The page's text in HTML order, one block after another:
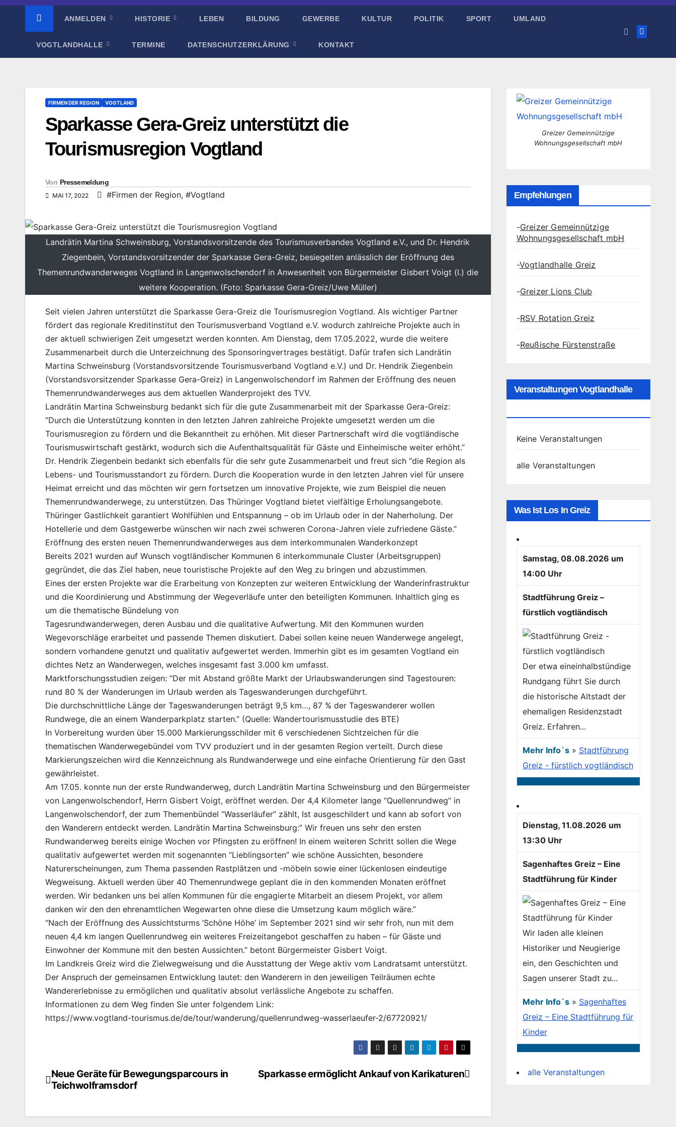
ANMELDEN HISTORIE LEBEN BILDUNG GEWERBE KULTUR POLITIK SPORT UMLAND
VOGTLANDHALLE TERMINE DATENSCHUTZERKLÄRUNG KONTAKT
FIRMEN DER REGION VOGTLAND
Sparkasse Gera-Greiz unterstützt die
Tourismusregion Vogtland
Von Pressemeldung
MAI 17, 2022 #Firmen der Region, #Vogtland
Landrätin Martina Schweinsburg, Vorstandsvorsitzende des Tourismusverbandes Vogtland e.V., und Dr. Hendrik
Ziegenbein, Vorstandsvorsitzender der Sparkasse Gera-Greiz, besiegelten anlässlich der Eröffnung des
Themenrundwanderweges Vogtland in Langenwolschendorf in Anwesenheit von Bürgermeister Gisbert Voigt (l.) die
weitere Kooperation. (Foto: Sparkasse Gera-Greiz/Uwe Müller)
Seit vielen Jahren unterstützt die Sparkasse Gera-Greiz die Tourismusregion Vogtland. Als wichtiger Partner
fördert das regionale Kreditinstitut den Tourismusverband Vogtland e.V. wodurch zahlreiche Projekte auch in
der aktuell schwierigen Zeit umgesetzt werden konnten. Am Dienstag, dem 17.05.2022, wurde die weitere
Zusammenarbeit durch die Unterzeichnung des Sponsoringvertrages bestätigt. Dafür trafen sich Landrätin
Martina Schweinsburg (Vorstandsvorsitzende Tourismusverband Vogtland e.V.) und Dr. Hendrik Ziegenbein
(Vorstandsvorsitzender Sparkasse Gera-Greiz) in Langenwolschendorf im Rahmen der Eröffnung des neuen
Themenrundwanderweges aus dem aktuellen Wanderprojekt des TVV.
Landrätin Martina Schweinsburg bedankt sich für die gute Zusammenarbeit mit der Sparkasse Gera-Greiz:
“Durch die Unterstützung konnten in den letzten Jahren zahlreiche Projekte umgesetzt werden um die
Tourismusregion zu fördern und die Bekanntheit zu erhöhen. Mit dieser Partnerschaft wird die vogtländische
Tourismuswirtschaft gestärkt, wodurch sich die Aufenthaltsqualität für Gäste und Einheimische weiter erhöht.”
Dr. Hendrik Ziegenbein bedankt sich ebenfalls für die sehr gute Zusammenarbeit und freut sich “die Region als
Lebens- und Tourismusstandort zu fördern. Durch die Kooperation wurde in den letzten Jahren viel für unsere
Heimat erreicht und das möchten wir gern fortsetzen um innovative Projekte, wie zum Beispiel die neuen
Themenrundwanderwege, zu unterstützen. Das Thüringer Vogtland bietet vielfältige Erholungsangebote.
Thüringer Gastlichkeit garantiert Wohlfühlen und Entspannung – ob im Urlaub oder in der Naherholung. Der
Hotellerie und dem Gastgewerbe wünschen wir nach zwei schweren Corona-Jahren viele zufriedene Gäste.”
Eröffnung des ersten neuen Themenrundwanderweges aus dem interkommunalen Wanderkonzept
Bereits 2021 wurden auf Wunsch vogtländischer Kommunen 6 interkommunale Cluster (Arbeitsgruppen)
gegründet, die das Ziel haben, neue touristische Projekte auf den Weg zu bringen und abzustimmen.
Eines der ersten Projekte war die Erarbeitung von Konzepten zur weiteren Entwicklung der Wanderinfrastruktur
und die Koordinierung und Abstimmung der Wegeverläufe unter den beteiligten Kommunen. Inhaltlich ging es
um die thematische Bündelung von
Tagesrundwanderwegen, deren Ausbau und die qualitative Aufwertung. Mit den Kommunen wurden
Wegevorschläge erarbeitet und passende Themen diskutiert. Dabei sollen keine neuen Wanderwege angelegt,
sondern vorhandene genutzt und qualitativ aufgewertet werden. Immerhin gibt es im gesamten Vogtland ein
dichtes Netz an Wanderwegen, welches insgesamt fast 3.000 km umfasst.
Marktforschungsstudien zeigen: “Der mit Abstand größte Markt der Urlaubswanderungen sind Tagestouren:
rund 80 % der Wanderungen im Urlaub werden als Tageswanderungen durchgeführt.
Die durchschnittliche Länge der Tageswanderungen beträgt 9,5 km…, 87 % der Tageswanderer wollen
Rundwege, die an einem Wanderparkplatz starten.” (Quelle: Wandertourismusstudie des BTE)
In Vorbereitung wurden über 15.000 Markierungsschilder mit 6 verschiedenen Sichtzeichen für die
thematischen Wanderwegebündel vom TVV produziert und in der gesamten Region verteilt. Durch diese
Markierungszeichen wird die Kennzeichnung als Rundwanderwege und eine einfache Orientierung für den Gast
gewährleistet.
Am 17.05. konnte nun der erste Rundwanderweg, durch Landrätin Martina Schweinsburg und den Bürgermeister
von Langenwolschendorf, Herrn Gisbert Voigt, eröffnet werden. Der 4,4 Kilometer lange “Quellenrundweg” in
Langenwolschendorf, der zum Themenbündel “Wasserläufer” zählt, Ist ausgeschildert und kann ab sofort von
den Wanderern entdeckt werden. Landrätin Martina Schweinsburg:” Wir freuen uns sehr den ersten
Rundwanderweg bereits einige Wochen vor Pfingsten zu eröffnen! In einem weiteren Schritt sollen die Wege
qualitativ aufgewertet werden mit sogenannten “Lieblingsorten” wie schöne Aussichten, besondere
Naturerscheinungen, zum Thema passenden Rastplätzen und -möbeln sowie einer lückenlosen eindeutige
Wegweisung. Aktuell werden über 40 Themenrundwege geplant die in den kommenden Monaten eröffnet
werden. Wir bedanken uns bei allen Kommunen für die engagierte Mitarbeit an diesem Projekt, vor allem
danken wir den den ehrenamtlichen Wegewarten ohne diese die Umsetzung kaum möglich wäre.”
“Nach der Eröffnung des Aussichtsturms ‘Schöne Höhe’ im September 2021 sind wir sehr froh, nun mit dem
neuen 4,4 km langen Quellenrundweg ein weiteres Freizeitangebot geschaffen zu haben – für Gäste und
Einwohner der Kommune mit den besten Aussichten.” betont Bürgermeister Gisbert Voigt.
Im Landkreis Greiz wird die Zielwegweisung und die Ausstattung der Wege aktiv vom Landratsamt unterstützt.
Der Anspruch der gemeinsamen Entwicklung lautet: den Wanderern in den jeweiligen Teilräumen echte
Wandererlebnisse zu ermöglichen und qualitativ absolut verlässliche Angebote zu schaffen.
Informationen zu dem Weg finden Sie unter folgendem Link:
https://www.vogtland-tourismus.de/de/tour/wanderung/quellenrundweg-wasserlaeufer-2/67720921/
Beitragsnavigation Sparkasse ermöglicht Ankauf von Karikaturen
Neue Geräte für Bewegungsparcours in
Teichwolframsdorf
Greizer Gemeinnützige
Wohnungsgesellschaft mbH
Empfehlungen
-Greizer Gemeinnützige
Wohnungsgesellschaft mbH
-Vogtlandhalle Greiz
-Greizer Lions Club
-RSV Rotation Greiz
-Reußische Fürstenstraße
Veranstaltungen Vogtlandhalle
Keine Veranstaltungen
alle Veranstaltungen
Was Ist Los In Greiz
Samstag, 08.08.2026 um
14:00 Uhr
Stadtführung Greiz –
fürstlich vogtländisch
Der etwa eineinhalbstündige
Rundgang führt Sie durch
die historische Altstadt der
ehemaligen Residenzstadt
Greiz. Erfahren...
Mehr Info`s» Stadtführung
Greiz - fürstlich vogtländisch
Dienstag, 11.08.2026 um
13:30 Uhr
Sagenhaftes Greiz – Eine
Stadtführung für Kinder
Wir laden alle kleinen
Historiker und Neugierige
ein, den Geschichten und
Sagen unserer Stadt zu...
Mehr Info`s» Sagenhaftes
Greiz – Eine Stadtführung für
Kinder
alle Veranstaltungen